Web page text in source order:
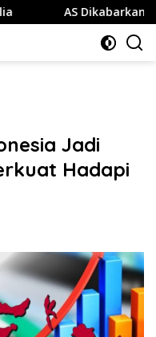
AS Dikabarkan
Jadi
Hadapi